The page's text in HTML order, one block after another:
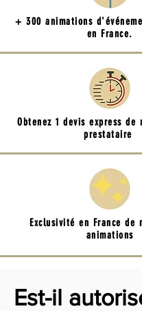
+ 300 animations
en France.
Obtenez 1 devis express
prestataire
Exclusivité en France de
animations
Est-il